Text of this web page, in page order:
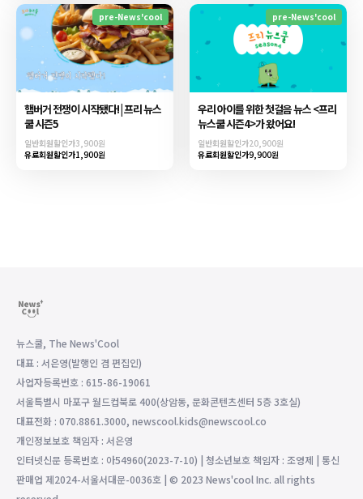
pre-News'cool
햄버거 전쟁이 시작됐다! | 프리 뉴스
쿨 시즌5
일반회원할인가3,900원
유료회원할인가1,900원
pre-News'cool
우리 아이를 위한 첫걸음 뉴스 <프리
뉴스쿨 시즌4>가 왔어요!
일반회원할인가20,900원
유료회원할인가9,900원
뉴스쿨, The News'Cool
대표 : 서은영(발행인 겸 편집인)
사업자등록번호 : 615-86-19061
서울특별시 마포구 월드컵북로 400(상암동, 문화콘텐츠센터 5층 3호실)
대표전화 : 070.8861.3000, newscool.kids@newscool.co
개인정보보호 책임자 : 서은영
인터넷신문 등록번호 : 아54960(2023-7-10) | 청소년보호 책임자 : 조영제 | 통신
판매업 제2024-서울서대문-0036호 | © 2023 News'cool Inc. all rights